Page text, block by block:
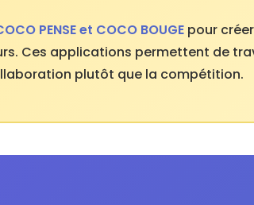
PENSE et COCO BOUGEpour
Ces applications permettent de
plutôt que la compétition.